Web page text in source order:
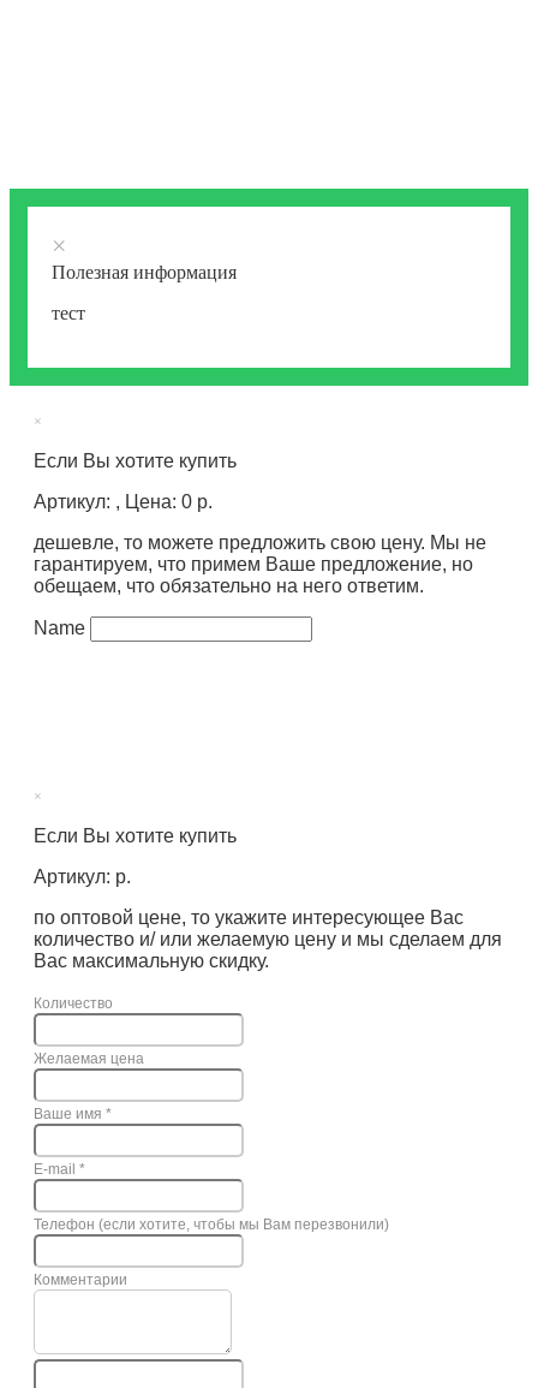
×
Полезная информация
тест
×
Если Вы хотите купить
Артикул: , Цена: 0 р.
дешевле, то можете предложить свою цену. Мы не
гарантируем, что примем Ваше предложение, но
обещаем, что обязательно на него ответим.
Name
×
Если Вы хотите купить
Артикул: р.
по оптовой цене, то укажите интересующее Вас
количество и/ или желаемую цену и мы сделаем для
Вас максимальную скидку.
Количество
Желаемая цена
Ваше имя *
E-mail *
Телефон (если хотите, чтобы мы Вам перезвонили)
Комментарии